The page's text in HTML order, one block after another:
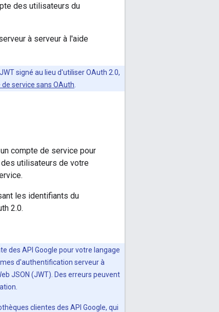
des utilisateurs du
à serveur à l'aide
signé au lieu d'utiliser OAuth 2.0,
service sans OAuth
compte de service pour
utilisateurs de votre
les identifiants du
2.0.
des API Google pour votre langage
d'authentification serveur à
JSON (JWT). Des erreurs peuvent
clientes des API Google, qui